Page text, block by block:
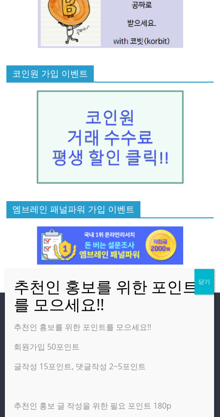
코인원 가입 이벤트
엠브레인 패널파워 가입 이벤트
방문자
온라인 방문자:1
오늘의 조회수:259
광고 제휴 홍보 일반 문의 : apptechgo@naver.com
추천인 홍보를 위한 포인트를 모으세요!!
회원가입 50포인트
글작성 15포인트, 댓글작성 2~5포인트
추천인 홍보 글 작성을 위한 필요 포인트 180p